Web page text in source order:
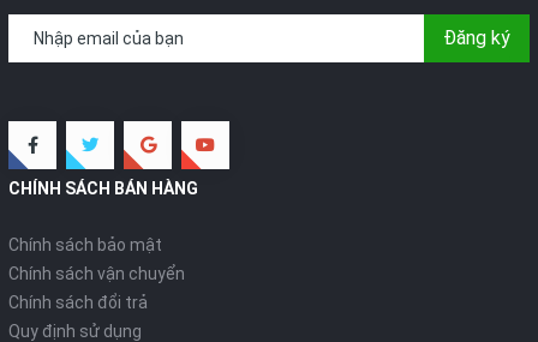
Đăng ký
CHÍNH SÁCH BÁN HÀNG
Chính sách bảo mật
Chính sách vận chuyển
Chính sách đổi trả
Quy định sử dụng